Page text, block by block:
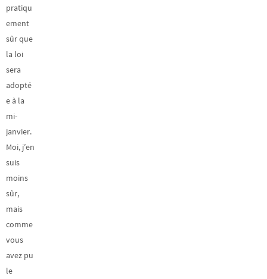
pratiqu
ement
sûr que
la loi
sera
adopté
e à la
mi-
janvier.
Moi, j’en
suis
moins
sûr,
mais
comme
vous
avez pu
le